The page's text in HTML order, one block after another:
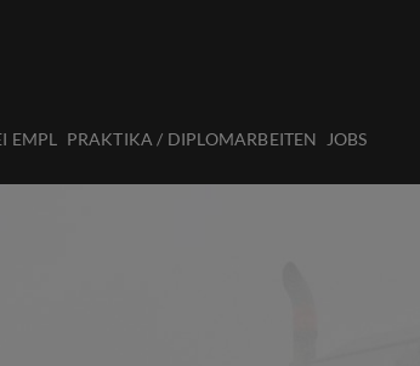
EMPL PRAKTIKA / DIPLOMARBEITEN JOBS